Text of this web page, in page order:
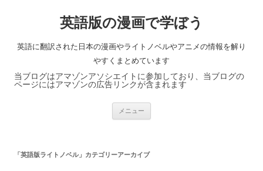
英語版の漫画で学ぼう
英語に翻訳された日本の漫画やライトノベルやアニメの情報を解り
やすくまとめています
当ブログはアマゾンアソシエイトに参加しており、当ブログの
ページにはアマゾンの広告リンクが含まれます
メニュー
「英語版ライトノベル」カテゴリーアーカイブ